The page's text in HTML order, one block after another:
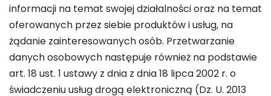
informacji na temat swojej działalności oraz na temat
oferowanych przez siebie produktów i usług, na
żądanie zainteresowanych osób. Przetwarzanie
danych osobowych następuje również na podstawie
art. 18 ust. 1 ustawy z dnia z dnia 18 lipca 2002 r. o
świadczeniu usług drogą elektroniczną (Dz. U. 2013